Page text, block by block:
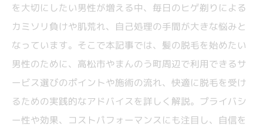
を大切にしたい男性が増える中、毎日のヒゲ剃りによる
カミソリ負けや肌荒れ、自己処理の手間が大きな悩みと
なっています。そこで本記事では、髪の脱毛を始めたい
男性のために、高松市やまんのう町周辺で利用できるサ
ービス選びのポイントや施術の流れ、快適に脱毛を受け
るための実践的なアドバイスを詳しく解説。プライバシ
ー性や効果、コストパフォーマンスにも注目し、自信を